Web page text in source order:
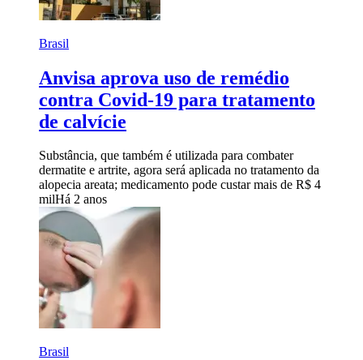
Brasil
Anvisa aprova uso de remédio
contra Covid-19 para tratamento
de calvície
Substância, que também é utilizada para combater
dermatite e artrite, agora será aplicada no tratamento da
alopecia areata; medicamento pode custar mais de R$ 4
milHá 2 anos
Brasil